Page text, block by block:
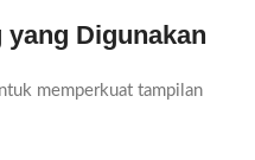
Digunakan
memperkuat tampilan